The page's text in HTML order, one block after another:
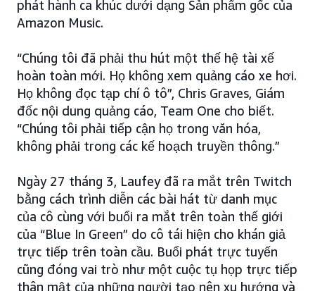
phát hành ca khúc dưới dạng Sản phẩm gốc của
Amazon Music.
“Chúng tôi đã phải thu hút một thế hệ tài xế
hoàn toàn mới. Họ không xem quảng cáo xe hơi.
Họ không đọc tạp chí ô tô”, Chris Graves, Giám
đốc nội dung quảng cáo, Team One cho biết.
“Chúng tôi phải tiếp cận họ trong văn hóa,
không phải trong các kế hoạch truyền thông.”
Ngày 27 tháng 3, Laufey đã ra mắt trên Twitch
bằng cách trình diễn các bài hát từ danh mục
của cô cùng với buổi ra mắt trên toàn thế giới
của “Blue In Green” do cô tái hiện cho khán giả
trực tiếp trên toàn cầu. Buổi phát trực tuyến
cũng đóng vai trò như một cuộc tụ họp trực tiếp
thân mật của những người tạo nên xu hướng và